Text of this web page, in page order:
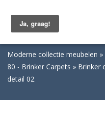
Moderne collectie meubelen
80 - Brinker Carpets
Brinker
detail 02